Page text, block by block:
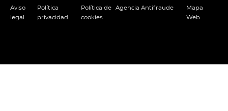
Aviso
legal
Política
privacidad
Política de
cookies
Agencia Antifraude
Mapa
Web